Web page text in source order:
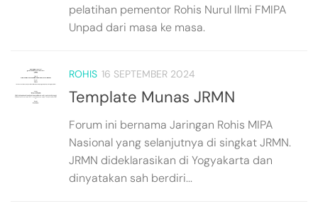
pelatihan pementor Rohis Nurul Ilmi FMIPA
Unpad dari masa ke masa.
ROHIS 16 SEPTEMBER 2024
Template Munas JRMN
Forum ini bernama Jaringan Rohis MIPA
Nasional yang selanjutnya di singkat JRMN.
JRMN dideklarasikan di Yogyakarta dan
dinyatakan sah berdiri...